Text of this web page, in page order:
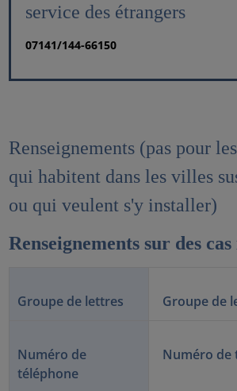
service des étrangers
07141/144-66150
Renseignements (pas pour
qui habitent dans les villes
ou qui veulent s'y installer)
Renseignements sur des
Groupe de lettres Groupe de
Numéro de
téléphone
Numéro de